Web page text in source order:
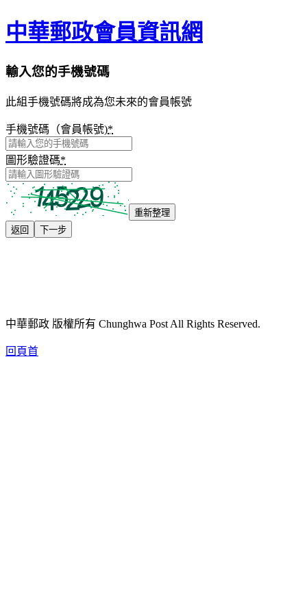
中華郵政會員資訊網
輸入您的手機號碼
此組手機號碼將成為您未來的會員帳號
手機號碼（會員帳號)*
圖形驗證碼*
重新整理
返回
下一步
中華郵政 版權所有 Chunghwa Post All Rights Reserved.
回頁首